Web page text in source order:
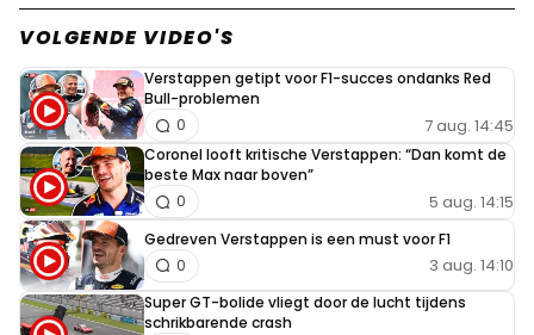
VOLGENDE VIDEO'S
Verstappen getipt voor F1-succes ondanks Red
Bull-problemen
7 aug. 14:45
0
Coronel looft kritische Verstappen: “Dan komt de
beste Max naar boven”
5 aug. 14:15
0
Gedreven Verstappen is een must voor F1
3 aug. 14:10
0
Super GT-bolide vliegt door de lucht tijdens
schrikbarende crash